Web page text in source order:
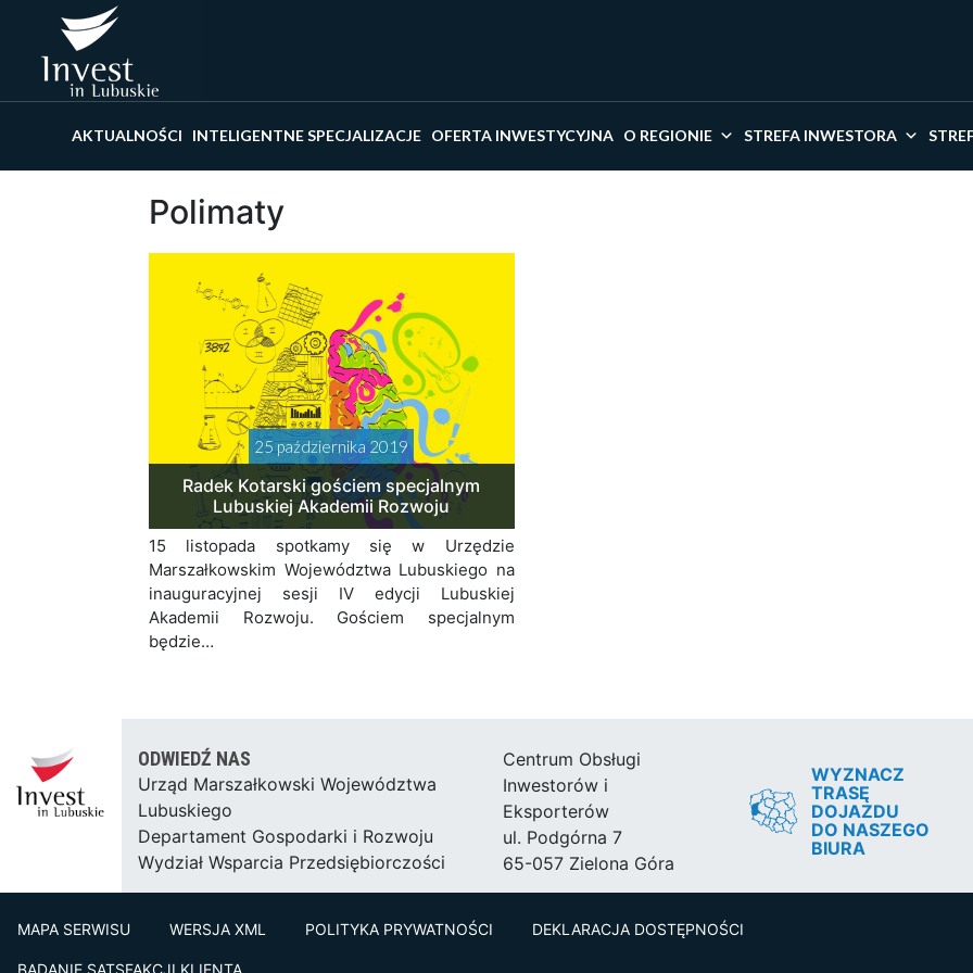
AKTUALNOŚCI INTELIGENTNE SPECJALIZACJE OFERTA INWESTYCYJNA O REGIONIE STREFA INWESTORA
Polimaty
25 października 2019
Radek Kotarski gościem specjalnym
Lubuskiej Akademii Rozwoju
15 listopada spotkamy się w Urzędzie
Marszałkowskim Województwa Lubuskiego na
inauguracyjnej sesji IV edycji Lubuskiej
Akademii Rozwoju. Gościem specjalnym
będzie…
ODWIEDŹ NAS
Urząd Marszałkowski Województwa
Lubuskiego
Departament Gospodarki i Rozwoju
Wydział Wsparcia Przedsiębiorczości
Centrum Obsługi
Inwestorów i
Eksporterów
ul. Podgórna 7
65-057 Zielona Góra
WYZNACZ
TRASĘ
DOJAZDU
DO NASZEGO
BIURA
MAPA SERWISU WERSJA XML POLITYKA PRYWATNOŚCI DEKLARACJA DOSTĘPNOŚCI
BADANIE SATSFAKCJI KLIENTA